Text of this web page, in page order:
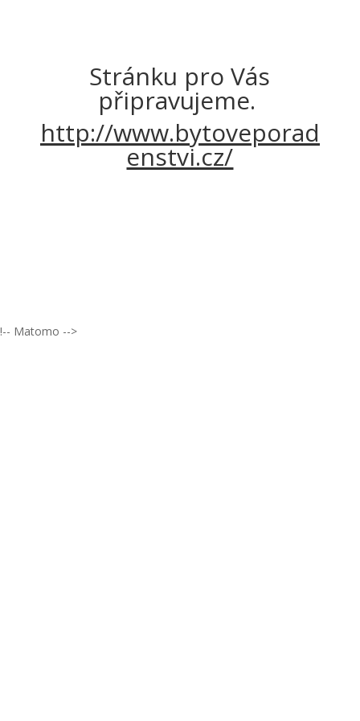
Stránku pro Vás
připravujeme.
http://www.bytoveporad
enstvi.cz/
!-- Matomo -->